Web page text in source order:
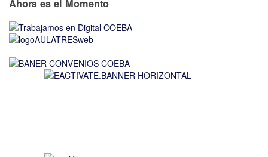
Ahora es el Momento